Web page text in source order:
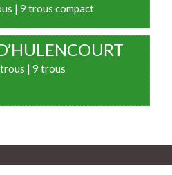
| 9 trous compact
| 9 trous